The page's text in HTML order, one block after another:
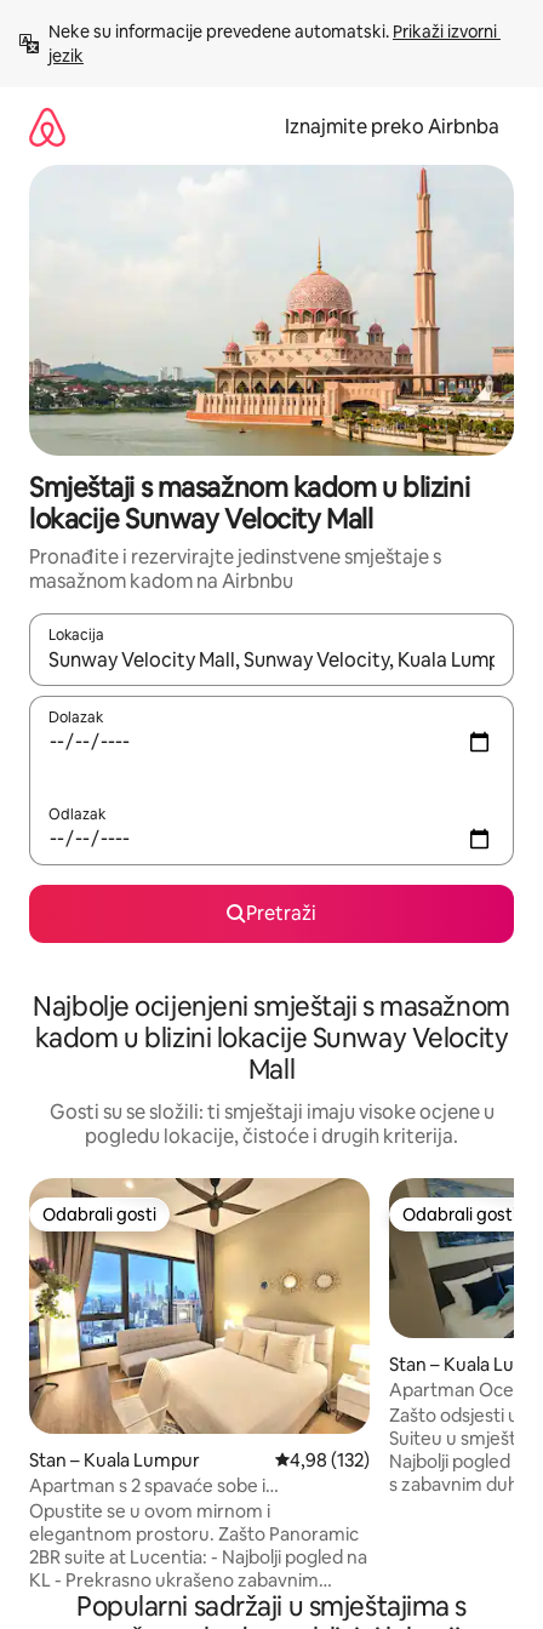
sadržaj
Neke su informacije prevedene automatski. Prikaži izvorni
jezik
Iznajmite preko Airbnba
Smještaji s masažnom kadom u blizini
lokacije Sunway Velocity Mall
Pronađite i rezervirajte jedinstvene smještaje s
masažnom kadom na Airbnbu
Lokacija
Kada budu dostupni rezultati, moći ćete ih pregledati
Dolazak
Odlazak
Pretraži
Najbolje ocijenjeni smještaji s masažnom
kadom u blizini lokacije Sunway Velocity
Mall
Gosti su se složili: ti smještaji imaju visoke ocjene u
pogledu lokacije, čistoće i drugih kriterija.
Odabrali gosti
Odabrali gosti
Stan – Kuala Lumpur Prosječna ocjena: 4,98/5,
4,98 (132)
Apartman s 2 spavaće sobe i
panoramskim pogledom na KLCC i
beskonačni bazen
Opustite se u ovom mirnom i
elegantnom prostoru. Zašto Panoramic
2BR suite at Lucentia: - Najbolji pogled na
KL - Prekrasno ukrašeno zabavnim
duhom - Smještaj se nalazi u središtu
Odabrali gosti
Odabrali gosti
Stan – Kuala
Apartman Ocean
sobom|
na KLCC
Zašto odsjesti u
Suiteu u
Najbolji pogled
s zabavnim
hranjenje -Teretana, bilijarski stol,roštilj,
klavir - parkiralište u garaži
Popularni sadržaji u smještajima s